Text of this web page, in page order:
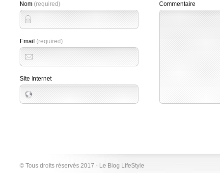
Nom (required)
Email (required)
Site Internet
Commentaire
© Tous droits réservés 2017 - Le Blog LifeStyle